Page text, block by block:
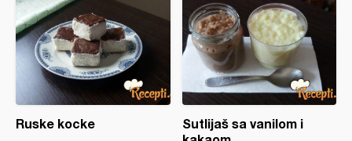
Ruske kocke
Sutlijaš sa vanilom i